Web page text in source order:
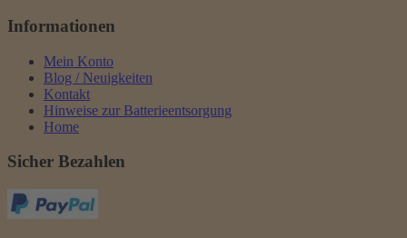
Informationen
Mein Konto
Blog / Neuigkeiten
Kontakt
Hinweise zur Batterieentsorgung
Home
Sicher Bezahlen